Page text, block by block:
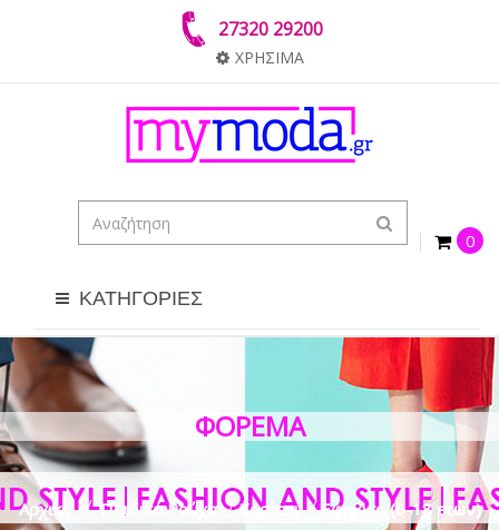
27320 29200
ΧΡΗΣΙΜΑ
0
ΚΑΤΗΓΟΡΙΕΣ
Αρχική > Παιδικά Ρούχα > Κορίτσι > Εφηβικό (6-18 ετών)
ΦΌΡΕΜΑ